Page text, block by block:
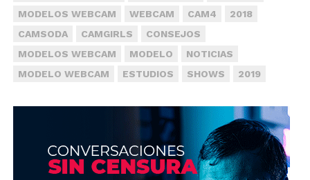
MODELOS WEBCAM
WEBCAM CAM4
2018
CAMSODA
CAMGIRLS
CONSEJOS
MODELOS WEBCAM
MODELO
NOTICIAS
MODELO WEBCAM
ESTUDIOS SHOWS 2019